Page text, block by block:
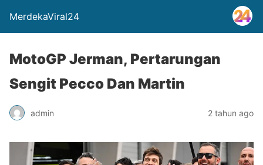
MerdekaViral24
MotoGP Jerman, Pertarungan
Sengit Pecco Dan Martin
admin 2 tahun ago